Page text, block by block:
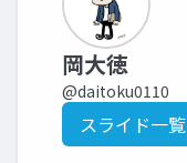
岡大徳
@daitoku0110
スライド一覧